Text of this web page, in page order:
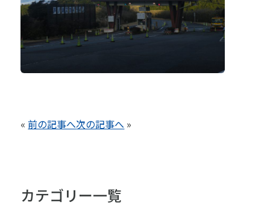
«前の記事へ次の記事へ »
カテゴリー一覧